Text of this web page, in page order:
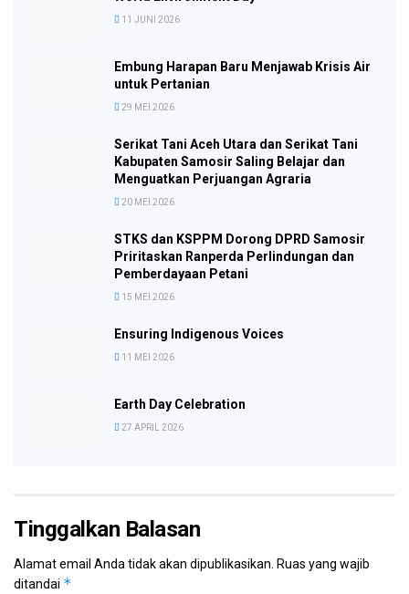
11 JUNI 2026
Embung Harapan Baru Menjawab Krisis Air
untuk Pertanian
29 MEI 2026
Serikat Tani Aceh Utara dan Serikat Tani
Kabupaten Samosir Saling Belajar dan
Menguatkan Perjuangan Agraria
20 MEI 2026
STKS dan KSPPM Dorong DPRD Samosir
Priritaskan Ranperda Perlindungan dan
Pemberdayaan Petani
15 MEI 2026
Ensuring Indigenous Voices
11 MEI 2026
Earth Day Celebration
27 APRIL 2026
Tinggalkan Balasan
Alamat email Anda tidak akan dipublikasikan. Ruas yang wajib
ditandai *